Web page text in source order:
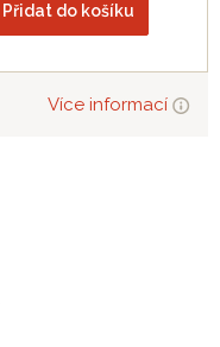
Přidat do košíku
Více informací